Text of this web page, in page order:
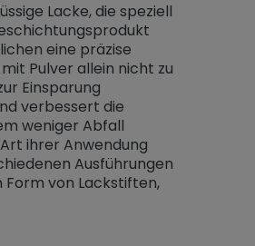
Lacke, die speziell
eine präzise
Pulver allein nicht zu
Einsparung
verbessert die
weniger Abfall
ihrer Anwendung
Ausführungen
Form von Lackstiften,